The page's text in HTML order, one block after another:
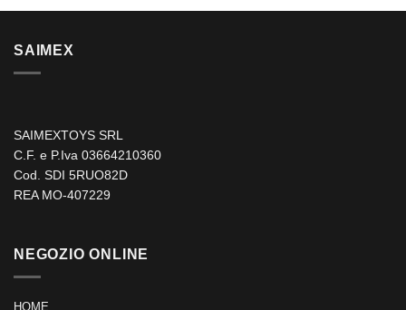
SAIMEX
SAIMEXTOYS SRL
C.F. e P.Iva 03664210360
Cod. SDI 5RUO82D
REA MO-407229
NEGOZIO ONLINE
HOME